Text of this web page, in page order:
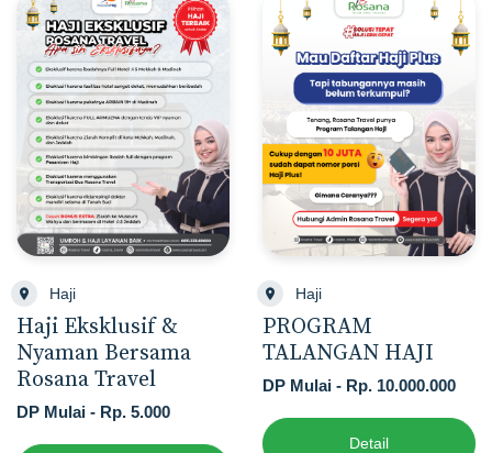
Haji
Haji Eksklusif &
Nyaman Bersama
Rosana Travel
DP Mulai - Rp. 5.000
Haji
PROGRAM
TALANGAN HAJI
DP Mulai - Rp. 10.000.000
Detail